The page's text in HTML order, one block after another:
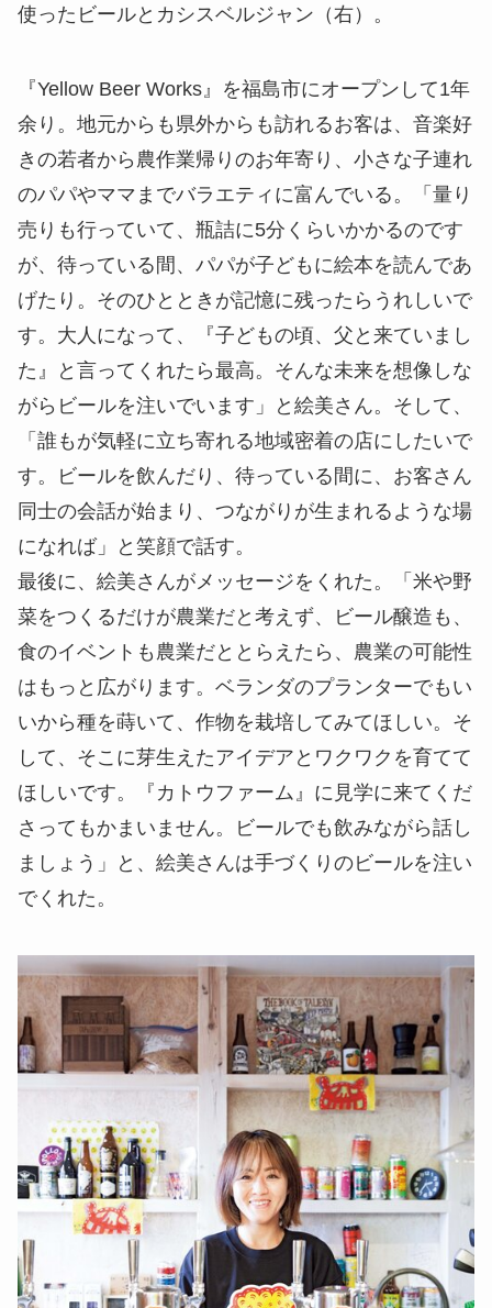
使ったビールとカシスベルジャン（右）。
『Yellow Beer Works』を福島市にオープンして1年
余り。地元からも県外からも訪れるお客は、音楽好
きの若者から農作業帰りのお年寄り、小さな子連れ
のパパやママまでバラエティに富んでいる。「量り
売りも行っていて、瓶詰に5分くらいかかるのです
が、待っている間、パパが子どもに絵本を読んであ
げたり。そのひとときが記憶に残ったらうれしいで
す。大人になって、『子どもの頃、父と来ていまし
た』と言ってくれたら最高。そんな未来を想像しな
がらビールを注いでいます」と絵美さん。そして、
「誰もが気軽に立ち寄れる地域密着の店にしたいで
す。ビールを飲んだり、待っている間に、お客さん
同士の会話が始まり、つながりが生まれるような場
になれば」と笑顔で話す。
最後に、絵美さんがメッセージをくれた。「米や野
菜をつくるだけが農業だと考えず、ビール醸造も、
食のイベントも農業だととらえたら、農業の可能性
はもっと広がります。ベランダのプランターでもい
いから種を蒔いて、作物を栽培してみてほしい。そ
して、そこに芽生えたアイデアとワクワクを育てて
ほしいです。『カトウファーム』に見学に来てくだ
さってもかまいません。ビールでも飲みながら話し
ましょう」と、絵美さんは手づくりのビールを注い
でくれた。